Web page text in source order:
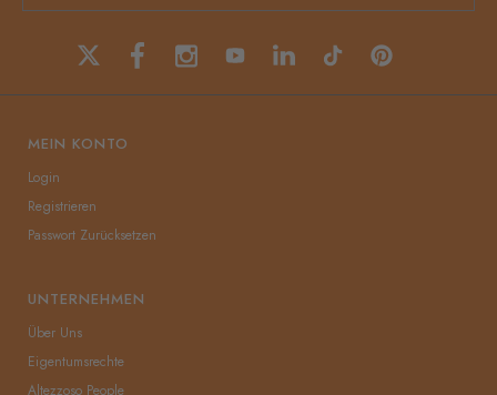
MEIN KONTO
Login
Registrieren
Passwort Zurücksetzen
UNTERNEHMEN
Über Uns
Eigentumsrechte
Altezzoso People